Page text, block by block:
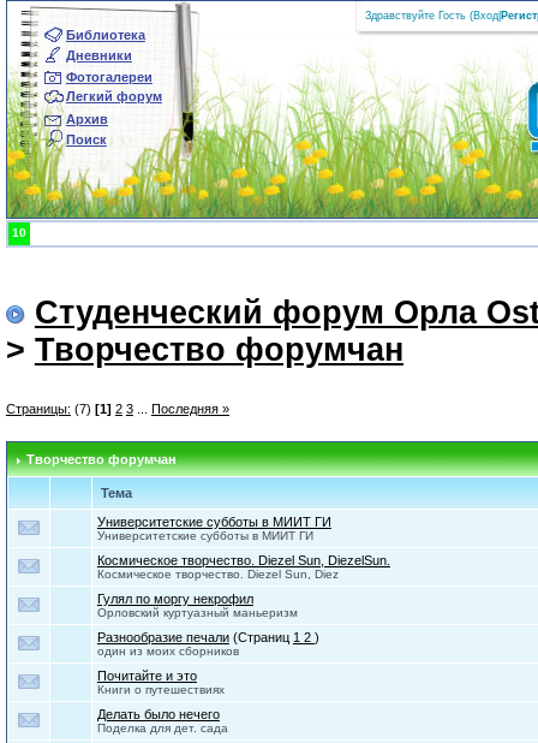
Библиотека
Дневники
Фотогалереи
Легкий форум
Архив
Поиск
Здравствуйте Гость (Вход
10
Студенческий форум Орла
> Творчество форумчан
Страницы: (7) [1] 2 3... Последняя »
Творчество форумчан
Тема
Университетские субботы в МИИТ ГИ
Университетские субботы в МИИТ ГИ
Космическое творчество. Diezel Sun, DiezelSun.
Космическое творчество. Diezel Sun, Diez
Гулял по моргу некрофил
Орловский куртуазный маньеризм
Разнообразие печали (Страниц 1 2 )
один из моих сборников
Почитайте и это
Книги о путешествиях
Делать было нечего
Поделка для дет. сада